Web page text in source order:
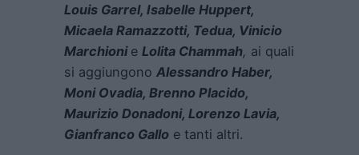
Louis Garrel, Isabelle Huppert,
Micaela Ramazzotti, Tedua, Vinicio
Marchioni e Lolita Chammah, ai quali
si aggiungono Alessandro Haber,
Moni Ovadia, Brenno Placido,
Maurizio Donadoni, Lorenzo Lavia,
Gianfranco Gallo e tanti altri.